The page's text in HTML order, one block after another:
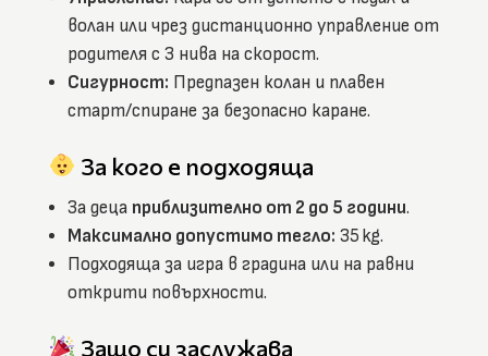
волан или чрез дистанционно управление от
родителя с 3 нива на скорост.
Сигурност: Предпазен колан и плавен
старт/спиране за безопасно каране.
За кого е подходяща
За деца приблизително от 2 до 5 години.
Максимално допустимо тегло: 35 kg.
Подходяща за игра в градина или на равни
открити повърхности.
Защо си заслужава